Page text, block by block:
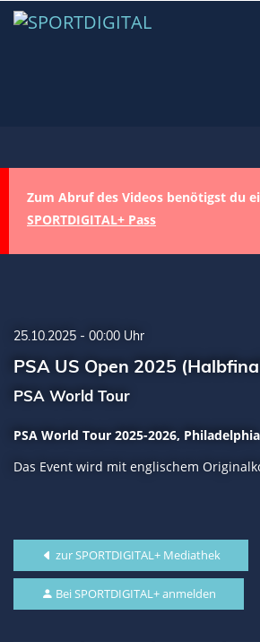
Zum Abruf des Videos benötigst du
SPORTDIGITAL+ Pass
25.10.2025 - 00:00 Uhr
PSA US Open 2025
PSA World Tour
PSA World Tour 2025-2026, Philadelphia
Das Event wird mit englischem
zur SPORTDIGITAL+ Mediathek
Bei SPORTDIGITAL+ anmelden